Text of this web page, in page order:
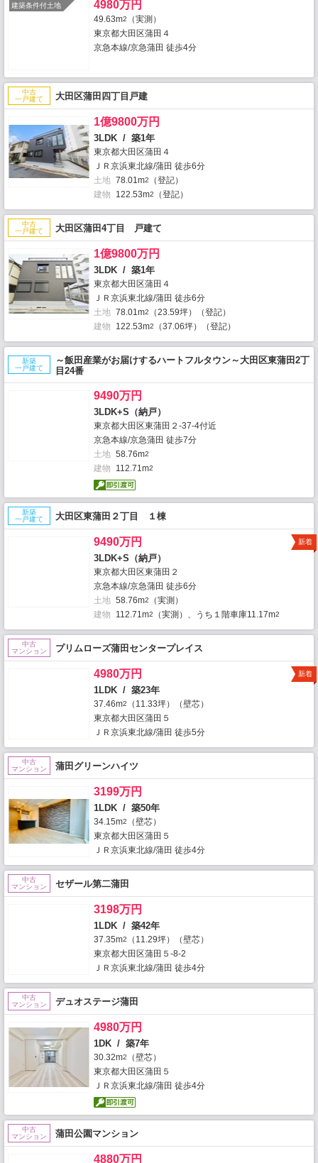
建築条件付土地 4980万円
49.63m2
（実測）
東京都大田区蒲田４
京急本線/京急蒲田 徒歩4分
中古
一戸建て
大田区蒲田四丁目戸建
1億9800万円
3LDK / 築1年
東京都大田区蒲田４
ＪＲ京浜東北線/蒲田 徒歩6分
土地 78.01m2
（登記）
建物
122.53m2 （登記）
中古
一戸建て
大田区蒲田4丁目 戸建て
1億9800万円
3LDK / 築1年
東京都大田区蒲田４
ＪＲ京浜東北線/蒲田 徒歩6分
土地 78.01m2
（23.59坪）（登記）
建物
122.53m2 （37.06坪）（登記）
新築
一戸建て
～飯田産業がお届けするハートフルタウン～大田区東蒲田2丁
目24番
9490万円
3LDK+S（納戸）
東京都大田区東蒲田２-37-4付近
京急本線/京急蒲田 徒歩7分
土地 58.76m2
建物 112.71m2
新築
一戸建て
大田区東蒲田２丁目 １棟
9490万円
3LDK+S（納戸）
東京都大田区東蒲田２
京急本線/京急蒲田 徒歩6分
土地 58.76m2
（実測）
建物
112.71m2 （実測）、うち１階車庫11.17m2
新着
中古
マンション
プリムローズ蒲田センタープレイス
4980万円
1LDK / 築23年
37.46m2
（11.33坪）（壁芯）
東京都大田区蒲田５
ＪＲ京浜東北線/蒲田 徒歩5分
新着
中古
マンション
蒲田グリーンハイツ
3199万円
1LDK / 築50年
34.15m2
（壁芯）
東京都大田区蒲田５
ＪＲ京浜東北線/蒲田 徒歩4分
中古
マンション
セザール第二蒲田
3198万円
1LDK / 築42年
37.35m2
（11.29坪）（壁芯）
東京都大田区蒲田５-8-2
ＪＲ京浜東北線/蒲田 徒歩4分
中古
マンション
デュオステージ蒲田
4980万円
1DK / 築7年
30.32m2
（壁芯）
東京都大田区蒲田５
ＪＲ京浜東北線/蒲田 徒歩4分
中古
マンション
蒲田公園マンション
4880万円